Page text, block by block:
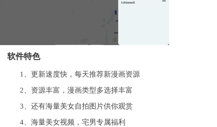
软件特色
1、更新速度快，每天推荐新漫画资源
2、资源丰富，漫画类型多选择丰富
3、还有海量美女自拍图片供你观赏
4、海量美女视频，宅男专属福利